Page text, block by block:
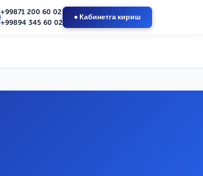
+99871 200 60 02
+99894 345 60 02
● Кабинетга кириш